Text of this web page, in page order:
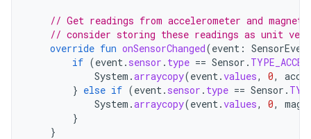
// Get readings from accelerometer and
// consider storing these readings as unit
override fun onSensorChanged(event :
if (event. sensor . type == Sensor .
System .arraycopy(event.values, 0,
} else if (event. sensor . type == Sensor .
System .arraycopy(event.values, 0,
}
}